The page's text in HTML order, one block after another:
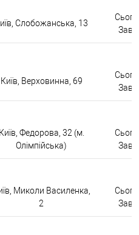
Слобожанська, 13
Київ, Верховинна, 69
Київ, Федорова, 32 (м.
Олімпійська)
Миколи Василенка,
2